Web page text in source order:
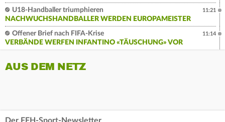
U18-Handballer triumphieren
NACHWUCHSHANDBALLER WERDEN EUROPAMEISTER
11:21
Offener Brief nach FIFA-Krise
VERBÄNDE WERFEN INFANTINO «TÄUSCHUNG» VOR
11:14
AUS DEM NETZ